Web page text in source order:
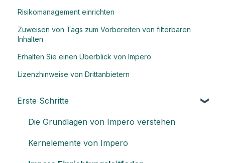
Risikomanagement einrichten
Zuweisen von Tags zum Vorbereiten von filterbaren
Inhalten
Erhalten Sie einen Überblick von Impero
Lizenzhinweise von Drittanbietern
Erste Schritte
Die Grundlagen von Impero verstehen
Kernelemente von Impero